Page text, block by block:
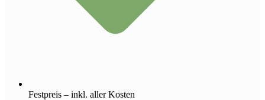
Festpreis – inkl. aller Kosten